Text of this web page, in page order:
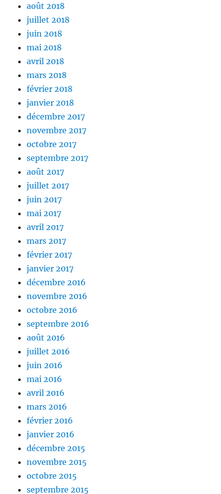
août 2018
juillet 2018
juin 2018
mai 2018
avril 2018
mars 2018
février 2018
janvier 2018
décembre 2017
novembre 2017
octobre 2017
septembre 2017
août 2017
juillet 2017
juin 2017
mai 2017
avril 2017
mars 2017
février 2017
janvier 2017
décembre 2016
novembre 2016
octobre 2016
septembre 2016
août 2016
juillet 2016
juin 2016
mai 2016
avril 2016
mars 2016
février 2016
janvier 2016
décembre 2015
novembre 2015
octobre 2015
septembre 2015